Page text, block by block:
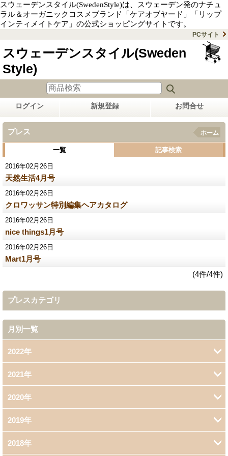
スウェーデンスタイル(SwedenStyle)は、スウェーデン発のナチュ
ラル＆オーガニックコスメブランド「ケアオブヤード」「リップ
インティメイトケア」の公式ショッピングサイトです。
PCサイト
スウェーデンスタイル(Sweden
Style)
ログイン 新規登録 お問合せ
プレス ホーム
一覧 記事検索
2016年02月26日
天然生活4月号
2016年02月26日
クロワッサン特別編集ヘアカタログ
2016年02月26日
nice things1月号
2016年02月26日
Mart1月号
(4件/4件)
プレスカテゴリ
月別一覧
2022年
12月 (1)
2021年
1月 (1)
2020年
12月 (2)
2019年
12月 (1)
2018年